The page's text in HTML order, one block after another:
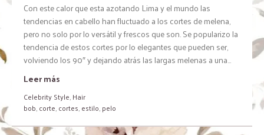
Con este calor que esta azotando Lima y el mundo las
tendencias en cabello han fluctuado a los cortes de melena,
pero no solo por lo versátil y frescos que son. Se popularizo la
tendencia de estos cortes por lo elegantes que pueden ser,
volviendo los 90″ y dejando atrás las largas melenas a una...
Leer más
Celebrity Style,Hair
bob,corte,cortes,estilo,pelo